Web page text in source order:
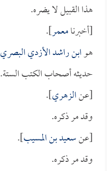
هذا القبيل لا يضره.
[أخبرنامعمر].
هوابن راشد الأزدي البصري
حديثه أصحاب الكتب الستة.
[عنالزهري].
وقد مر ذكره.
[عنسعيد بن المسيب].
وقد مر ذكره.